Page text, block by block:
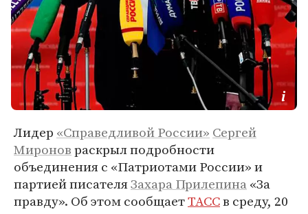
Лидер «Справедливой России» Сергей
Мироновраскрыл подробности
объединения с «Патриотами России» и
партией писателяЗахара Прилепина«За
правду». Об этом сообщаетТАССв среду, 20